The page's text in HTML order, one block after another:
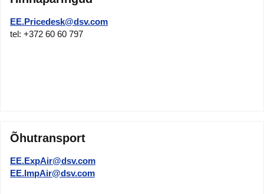
EE.Pricedesk@dsv.com
tel: +372 60 60 797
Õhutransport
EE.ExpAir@dsv.com
EE.ImpAir@dsv.com